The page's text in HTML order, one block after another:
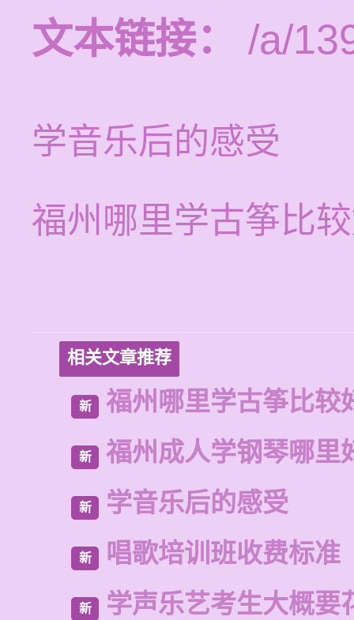
文本链接：
/a/
学音乐后的感受
福州哪里学古筝比
相关文章推荐
新 福州哪里学古筝比较
新 福州成人学钢琴哪里
新 学音乐后的感受
新 唱歌培训班收费标准
新 学声乐艺考生大概要